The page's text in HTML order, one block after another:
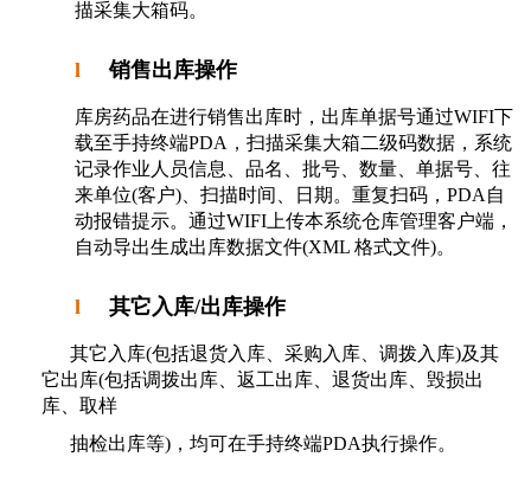
描采集大箱码。
l 销售出库操作
库房药品在进行销售出库时，出库单据号通过WIFI下
载至手持终端PDA ，扫描采集大箱二级码数据，系统
记录作业人员信息、品名、批号、数量、单据号、往
来单位(客户) 、扫描时间、日期。重复扫码， PDA 自
动报错提示。通过WIFI 上传本系统仓库管理客户端，
自动导出生成出库数据文件(XML 格式文件)。
l 其它入库/出库操作
其它入库(包括退货入库、采购入库、调拨入库)及其
它出库(包括调拨出库、返工出库、退货出库、毁损出
库、取样
抽检出库等) ，均可在手持终端PDA执行操作。